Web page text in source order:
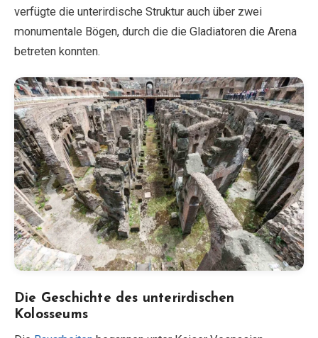
verfügte die unterirdische Struktur auch über zwei
monumentale Bögen, durch die die Gladiatoren die Arena
betreten konnten.
Die Geschichte des unterirdischen
Kolosseums